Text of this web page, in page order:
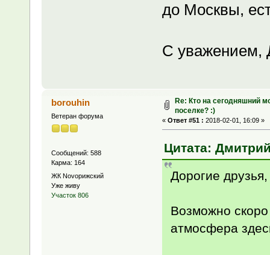
до Москвы,
С уважением,
borouhin
Ветеран форума
Сообщений: 588
Карма: 164
ЖК Novoрижский
Уже живу
Участок 806
Re: Кто на сегодняшний
поселке? :)
« Ответ #51 : 2018-02-01, 16:09 »
Цитата:
Дорогие
Возможно
атмосфера